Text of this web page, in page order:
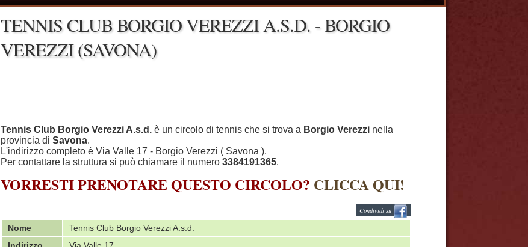
TENNIS CLUB BORGIO VEREZZI A.S.D. - BORGIO
VEREZZI (SAVONA)
Tennis Club Borgio Verezzi A.s.d. è un circolo di tennis che si trova a Borgio Verezzi nella
provincia di Savona.
L'indirizzo completo è Via Valle 17 - Borgio Verezzi ( Savona ).
Per contattare la struttura si può chiamare il numero 3384191365.
VORRESTI PRENOTARE QUESTO CIRCOLO? CLICCA QUI!
Condividi su
Nome
Tennis Club Borgio Verezzi A.s.d.